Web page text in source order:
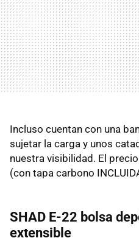
Incluso cuentan con una
sujetar la carga y unos
nuestra visibilidad. El
(con tapa carbono
SHAD E-22 bolsa
extensible